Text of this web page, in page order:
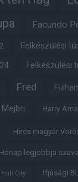
Facundo
Felkészülési
Felkészülési
Fred
Mejbri Harry
Híres magyar
Hónap legjobbja
Hull City Ifjúsági BL